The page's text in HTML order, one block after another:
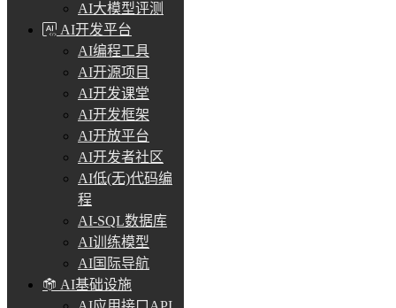
AI大模型评测
AI开发平台
AI编程工具
AI开源项目
AI开发课堂
AI开发框架
AI开放平台
AI开发者社区
AI低(无)代码编
程
AI-SQL数据库
AI训练模型
AI国际导航
AI基础设施